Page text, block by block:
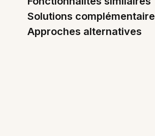
Solutions
Approches alternatives